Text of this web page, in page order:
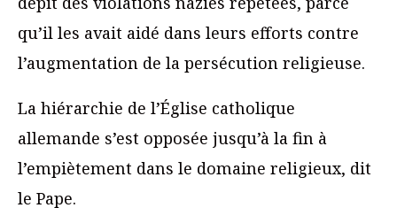
qu’il les avait aidé dans leurs efforts contre
l’augmentation de la persécution religieuse.
La hiérarchie de l’Église catholique
allemande s’est opposée jusqu’à la fin à
l’empiètement dans le domaine religieux, dit
le Pape.